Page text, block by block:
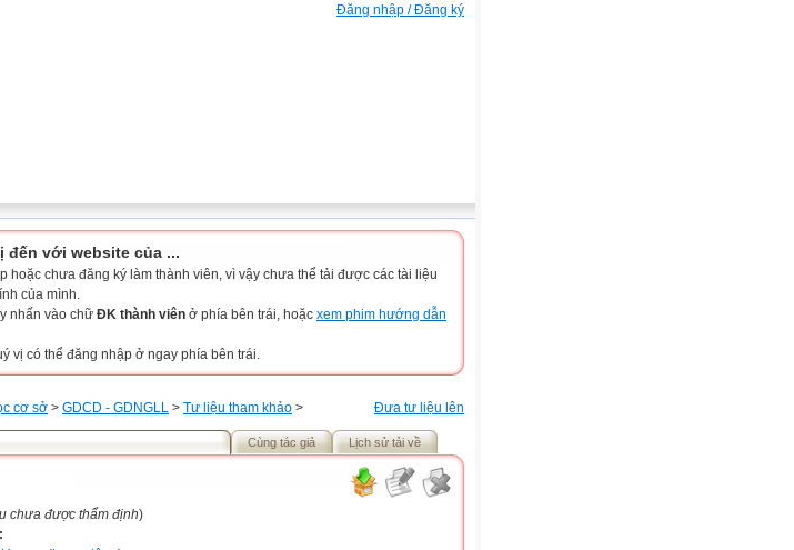
Đăng nhập / Đăng ký
đến với website của ...
hoặc chưa đăng ký làm thành viên, vì vậy chưa thể tải được các tài liệu
của mình.
nhấn vào chữ ĐK thành viên ở phía bên trái, hoặc xem phim hướng dẫn
vị có thể đăng nhập ở ngay phía bên trái.
Đưa tư liệu lên
cơ sở > GDCD - GDNGLL > Tư liệu tham khảo >
Cùng tác giả Lịch sử tải về
chưa được thẩm định)